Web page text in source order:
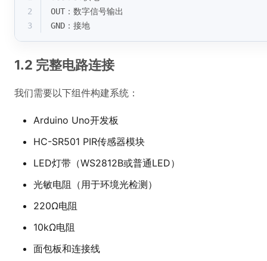
2
OUT：数字信号输出
3
GND：接地
1.2 完整电路连接
我们需要以下组件构建系统：
Arduino Uno开发板
HC-SR501 PIR传感器模块
LED灯带（WS2812B或普通LED）
光敏电阻（用于环境光检测）
220Ω电阻
10kΩ电阻
面包板和连接线